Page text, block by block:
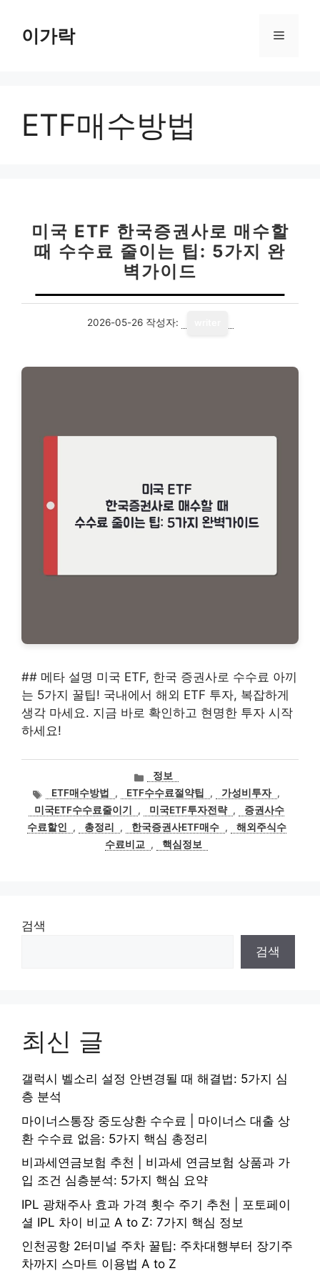
이가락 메
ETF매수방법
미국 ETF 한국증권사로 매수할
때 수수료 줄이는 팁: 5가지 완
벽가이드
2026-05-26 작성자:
## 메타 설명 미국 ETF, 한국 증권사로 수수료 아끼
는 5가지 꿀팁! 국내에서 해외 ETF 투자, 복잡하게
생각 마세요. 지금 바로 확인하고 현명한 투자 시작
하세요!
카
테
고
리
정보
태
그
ETF매수방법 , ETF수수료절약팁 , 가성비투자 ,
미국ETF수수료줄이기
, 미국ETF투자전략 ,
증권사수
수료할인
, 총정리 , 한국증권사ETF매수 ,
해외주식수
수료비교
, 핵심정보
검색
검색
최신 글
갤럭시 벨소리 설정 안변경될 때 해결법: 5가지 심
층 분석
마이너스통장 중도상환 수수료 | 마이너스 대출 상
환 수수료 없음: 5가지 핵심 총정리
비과세연금보험 추천 | 비과세 연금보험 상품과 가
입 조건 심층분석: 5가지 핵심 요약
IPL 광채주사 효과 가격 횟수 주기 추천 | 포토페이
셜 IPL 차이 비교 A to Z: 7가지 핵심 정보
인천공항 2터미널 주차 꿀팁: 주차대행부터 장기주
차까지 스마트 이용법 A to Z